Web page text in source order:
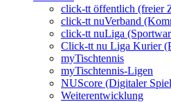
click-tt öffentlich (freier
click-tt nuVerband
click-tt nuLiga
Click-tt nu Liga Kurier
myTischtennis
myTischtennis-Ligen
NUScore (Digitaler
Weiterentwicklung